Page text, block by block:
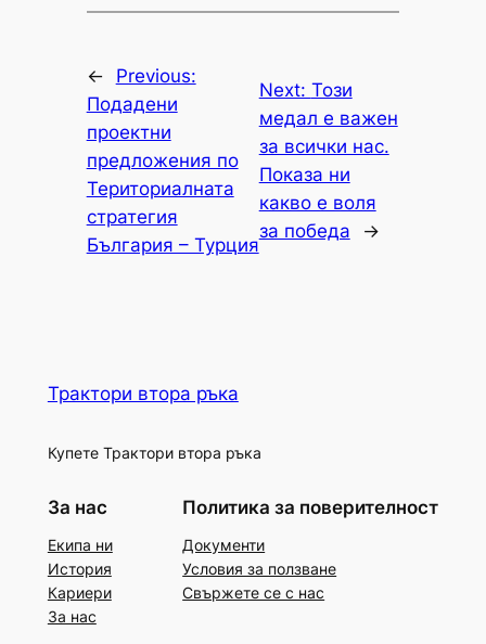
←
Previous:
Подадени
проектни
предложения по
Териториалната
стратегия
България – Турция
Next: Този
медал е важен
за всички нас.
Показа ни
какво е воля
за победа
→
Трактори втора ръка
Купете Трактори втора ръка
За нас
Екипа ни
История
Кариери
За нас
Политика за поверителност
Документи
Условия за ползване
Свържете се с нас